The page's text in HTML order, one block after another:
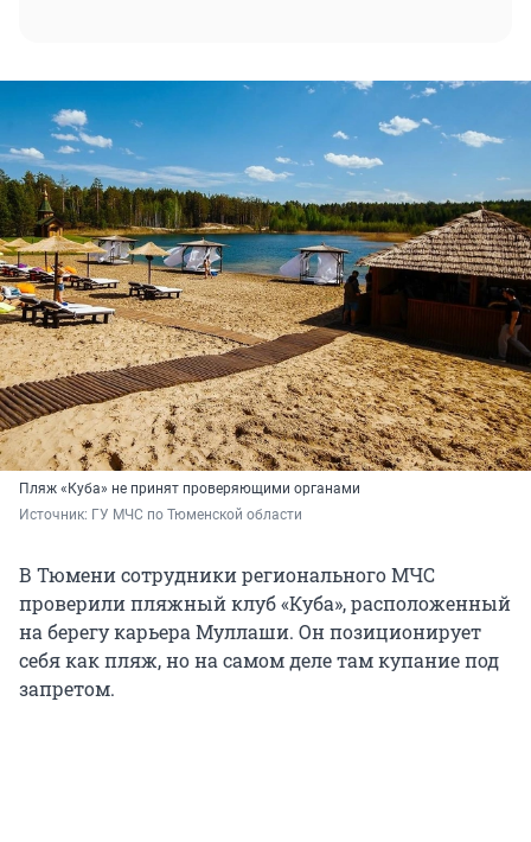
Пляж «Куба» не принят проверяющими органами
Источник: ГУ МЧС по Тюменской области
В Тюмени сотрудники регионального МЧС
проверили пляжный клуб «Куба», расположенный
на берегу карьера Муллаши. Он позиционирует
себя как пляж, но на самом деле там купание под
запретом.